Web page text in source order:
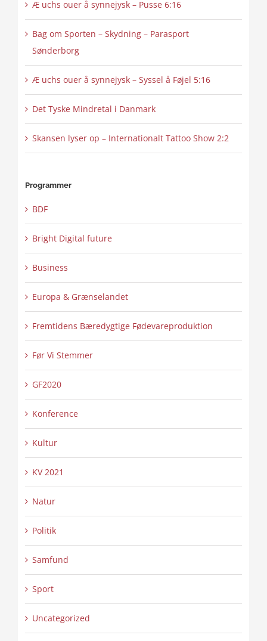
Æ uchs ouer å synnejysk – Pusse 6:16
Bag om Sporten – Skydning – Parasport
Sønderborg
Æ uchs ouer å synnejysk – Syssel å Føjel 5:16
Det Tyske Mindretal i Danmark
Skansen lyser op – Internationalt Tattoo Show 2:2
Programmer
BDF
Bright Digital future
Business
Europa & Grænselandet
Fremtidens Bæredygtige Fødevareproduktion
Før Vi Stemmer
GF2020
Konference
Kultur
KV 2021
Natur
Politik
Samfund
Sport
Uncategorized